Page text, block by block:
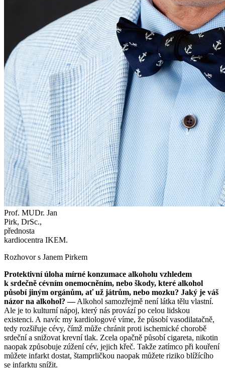
Prof. MUDr. Jan
Pirk, DrSc.,
přednosta
kardiocentra IKEM.
Rozhovor s Janem Pirkem
Protektivní úloha mírné konzumace alkoholu vzhledem
k srdečně cévním onemocněním, nebo škody, které alkohol
působí jiným orgánům, ať už játrům, nebo mozku? Jaký je váš
názor na alkohol? —Alkohol samozřejmě není látka tělu vlastní.
Ale je to kulturní nápoj, který nás provází po celou lidskou
existenci. A navíc my kardiologové víme, že působí vasodilatačně,
tedy rozšiřuje cévy, čímž může chránit proti ischemické chorobě
srdeční a snižovat krevní tlak. Zcela opačně působí cigareta, nikotin
naopak způsobuje zúžení cév, jejich křeč. Takže zatímco při kouření
můžete infarkt dostat, štamprličkou naopak můžete riziko blížícího
se infarktu snížit.